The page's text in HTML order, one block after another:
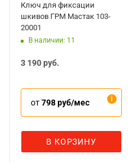
Ключ для фиксации
шкивов ГРМ Мастак 103-
20001
В наличии: 11
3 190руб.
от798 руб/мес
В КОРЗИНУ